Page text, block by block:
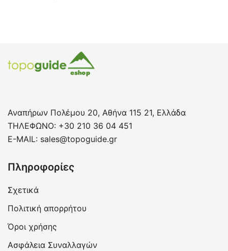
Αναπήρων Πολέμου 20, Αθήνα 115 21, Ελλάδα
ΤΗΛΕΦΩΝΟ: +30 210 36 04 451
E-MAIL: sales@topoguide.gr
Πληροφορίες
Σχετικά
Πολιτική απορρήτου
Όροι χρήσης
Ασφάλεια Συναλλαγών